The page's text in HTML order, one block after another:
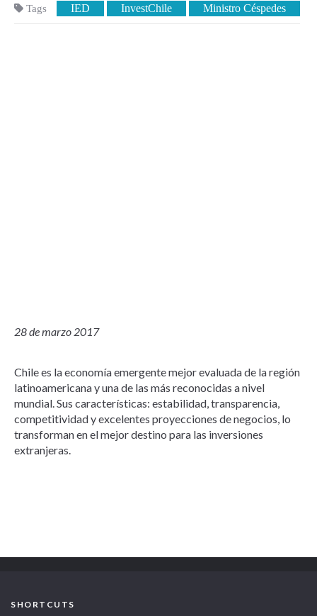
Tags IED InvestChile Ministro Céspedes
28 de marzo 2017
Chile es la economía emergente mejor evaluada de la región
latinoamericana y una de las más reconocidas a nivel
mundial. Sus características: estabilidad, transparencia,
competitividad y excelentes proyecciones de negocios, lo
transforman en el mejor destino para las inversiones
extranjeras.
SHORTCUTS